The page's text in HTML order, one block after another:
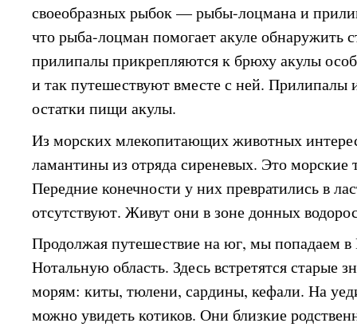
своеобразных рыбок — рыбы-лоцмана и
что рыба-лоцман помогает акуле обнаружить
прилипалы прикрепляются к брюху акулы
и так путешествуют вместе с ней.
остатки пищи акулы.
Из морских млекопитающих животных
ламантины из отряда сиреневых. Это морские
Передние конечности у них превратились в
отсутствуют. Живут они в зоне донных
Продолжая путешествие на юг, мы
Нотальную область. Здесь встретятся старые
морям: киты, тюлени, сардины, кефали. На
можно увидеть котиков. Они близкие